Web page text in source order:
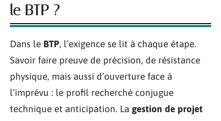
le BTP ?
Dans le BTP, l’exigence se lit à chaque étape.
Savoir faire preuve de précision, de résistance
physique, mais aussi d’ouverture face à
l’imprévu : le profil recherché conjugue
technique et anticipation. La gestion de projet